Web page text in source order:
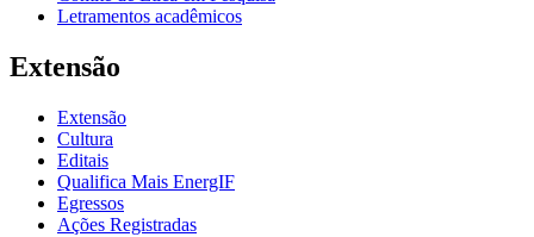
Letramentos acadêmicos
Extensão
Extensão
Cultura
Editais
Qualifica Mais EnergIF
Egressos
Ações Registradas